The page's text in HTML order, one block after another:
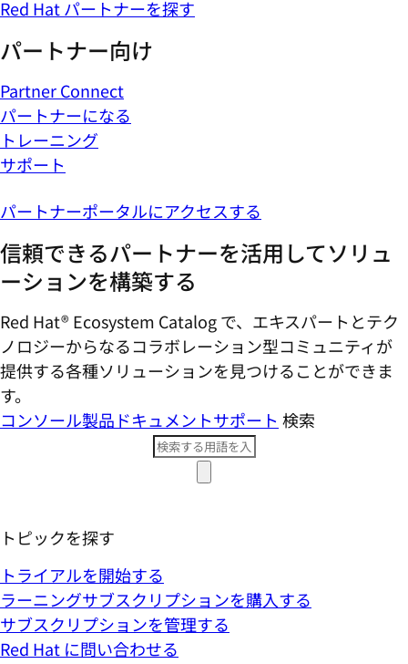
Red Hat パートナーを探す
パートナー向け
Partner Connect
パートナーになる
トレーニング
サポート
パートナーポータルにアクセスする
信頼できるパートナーを活用してソリュ
ーションを構築する
Red Hat® Ecosystem Catalog で、エキスパートとテク
ノロジーからなるコラボレーション型コミ​ュニティが
提供する各種ソリューションを見つけることができま
す。
コンソール製品ドキュメントサポート 検索
トピックを探す
トライアルを開始する
ラーニングサブスクリプションを購入する
サブスクリプションを管理する
Red Hat に問い合わせる